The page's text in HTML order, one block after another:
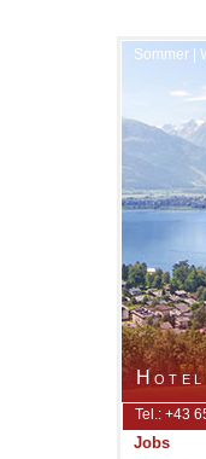
Sommer
Hotel
Tel.: +43
Jobs